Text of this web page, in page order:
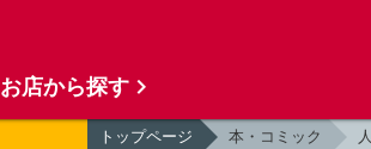
トップページ 本・コミック
お店から探す